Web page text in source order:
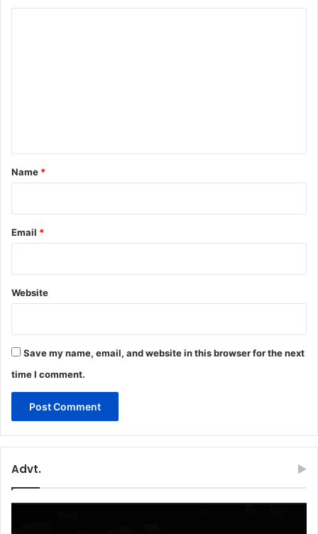
*
Name *
Email *
Website
Save my name, email, and website in this browser for the next
time I comment.
Advt.